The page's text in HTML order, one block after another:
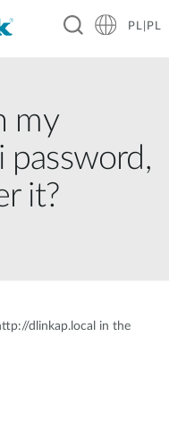
PL|PL
my
password,
it?
dlinkap.local in the